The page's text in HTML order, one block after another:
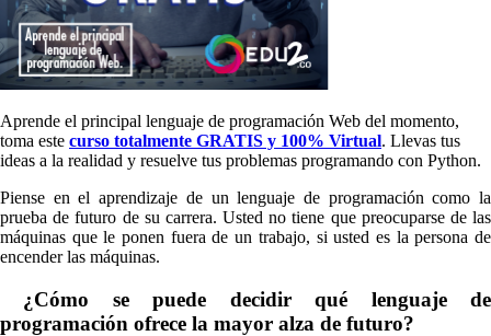
Aprende el principal lenguaje de programación Web del momento,
toma este curso totalmente GRATIS y 100% Virtual. Llevas tus
ideas a la realidad y resuelve tus problemas programando con Python.
Piense en el aprendizaje de un lenguaje de programación como la
prueba de futuro de su carrera. Usted no tiene que preocuparse de las
máquinas que le ponen fuera de un trabajo, si usted es la persona de
encender las máquinas.
¿Cómo se puede decidir qué lenguaje de
programación ofrece la mayor alza de futuro?